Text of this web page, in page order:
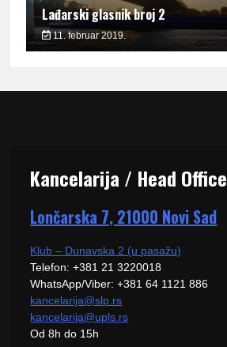
Lađarski glasnik broj 2
11. februar 2019.
Kancelarija / Head Office
Lončarska 7, 21000 Novi Sad
Klub – Dunavska 2 (u pasažu)
Telefon: +381 21 3220018
WhatsApp/Viber: +381 64 1121 886
kancelarija@slp.rs
kancelarija@upls.rs
Od 8h do 15h